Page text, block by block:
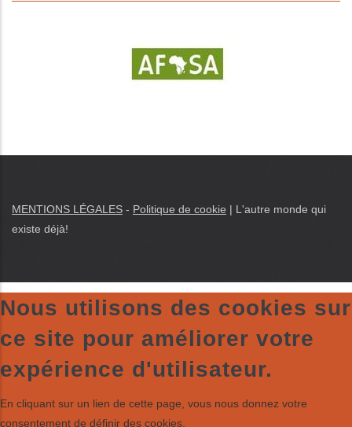
MENTIONS LÉGALES - Politique de cookie | L'autre monde qui
existe déjà!
Nous utilisons des cookies sur
ce site pour améliorer votre
expérience d'utilisateur.
En cliquant sur un lien de cette page, vous nous donnez votre
consentement de définir des cookies.